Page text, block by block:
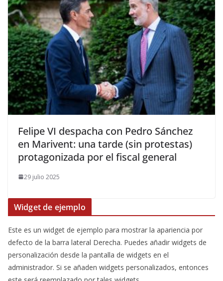
​Felipe VI despacha con Pedro Sánchez
en Marivent: una tarde (sin protestas)
protagonizada por el fiscal general
29 julio 2025
Widget de ejemplo
Este es un widget de ejemplo para mostrar la apariencia por
defecto de la barra lateral Derecha. Puedes añadir widgets de
personalización desde la pantalla de widgets en el
administrador. Si se añaden widgets personalizados, entonces